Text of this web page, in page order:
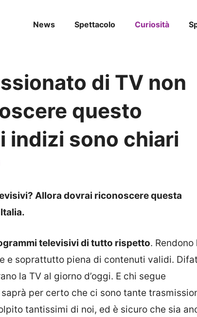
News Spettacolo Curiosità
di TV non
questo
indizi sono chiari
Allora dovrai riconoscere questa
televisivi di tutto rispetto. Rendono
e soprattutto piena di contenuti validi.
la TV al giorno d’oggi. E chi segue
per certo che ci sono tante
tantissimi di noi, ed è sicuro che sia